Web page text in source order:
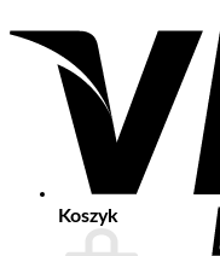
Koszyk